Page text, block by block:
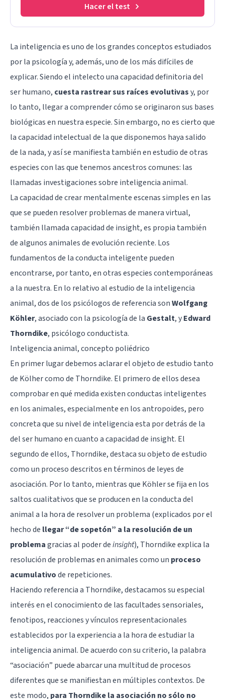
Hacer el test
La inteligenciaes uno de los grandes conceptos estudiados
por la psicología y, además, uno de los más difíciles de
explicar. Siendo el intelecto una capacidad definitoria del
ser humano, cuesta rastrear sus raíces evolutivasy, por
lo tanto, llegar a comprender cómo se originaron sus bases
biológicas en nuestra especie. Sin embargo, no es cierto que
la capacidad intelectual de la que disponemos haya salido
de la nada, y así se manifiesta también en estudio de otras
especies con las que tenemos ancestros comunes: las
llamadas investigaciones sobre inteligencia animal.
La capacidad de crear mentalmente escenas simples en las
que se pueden resolver problemas de manera virtual,
también llamada capacidad de insight, es propia también
de algunos animales de evolución reciente. Los
fundamentos de la conducta inteligente pueden
encontrarse, por tanto, en otras especies contemporáneas
a la nuestra. En lo relativo al estudio de la inteligencia
animal, dos de los psicólogos de referencia sonWolfgang
Köhler, asociado con la psicología de la Gestalt, yEdward
Thorndike, psicólogo conductista.
Inteligencia animal, concepto poliédrico
En primer lugar debemos aclarar el objeto de estudio tanto
de Kölher como de Thorndike. El primero de ellos desea
comprobar en qué medida existen conductas inteligentes
en los animales, especialmente en los antropoides, pero
concreta que su nivel de inteligencia esta por detrás de la
del ser humano en cuanto a capacidad de insight. El
segundo de ellos, Thorndike, destaca su objeto de estudio
como un proceso descritos en términos de leyes de
asociación. Por lo tanto, mientras que Köhler se fija en los
saltos cualitativos que se producen en la conducta del
animal a la hora de resolver un problema (explicados por el
hecho de llegar “de sopetón” a la resolución de un
problemagracias al poder deinsight), Thorndike explica la
resolución de problemas en animales como un proceso
acumulativode repeticiones.
Haciendo referencia a Thorndike, destacamos su especial
interés en el conocimiento de las facultades sensoriales,
fenotipos, reacciones y vínculos representacionales
establecidos por la experiencia a la hora de estudiar la
inteligencia animal. De acuerdo con su criterio, la palabra
“asociación” puede abarcar una multitud de procesos
diferentes que se manifiestan en múltiples contextos. De
este modo, para Thorndike la asociación no sólo no